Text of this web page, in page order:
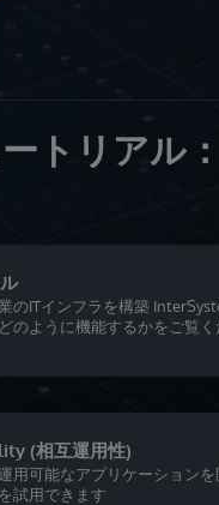
トリアル
のITインフラを構築
のように機能するかをご覧く
(相互運用性)
用可能なアプリケーション
試用できます